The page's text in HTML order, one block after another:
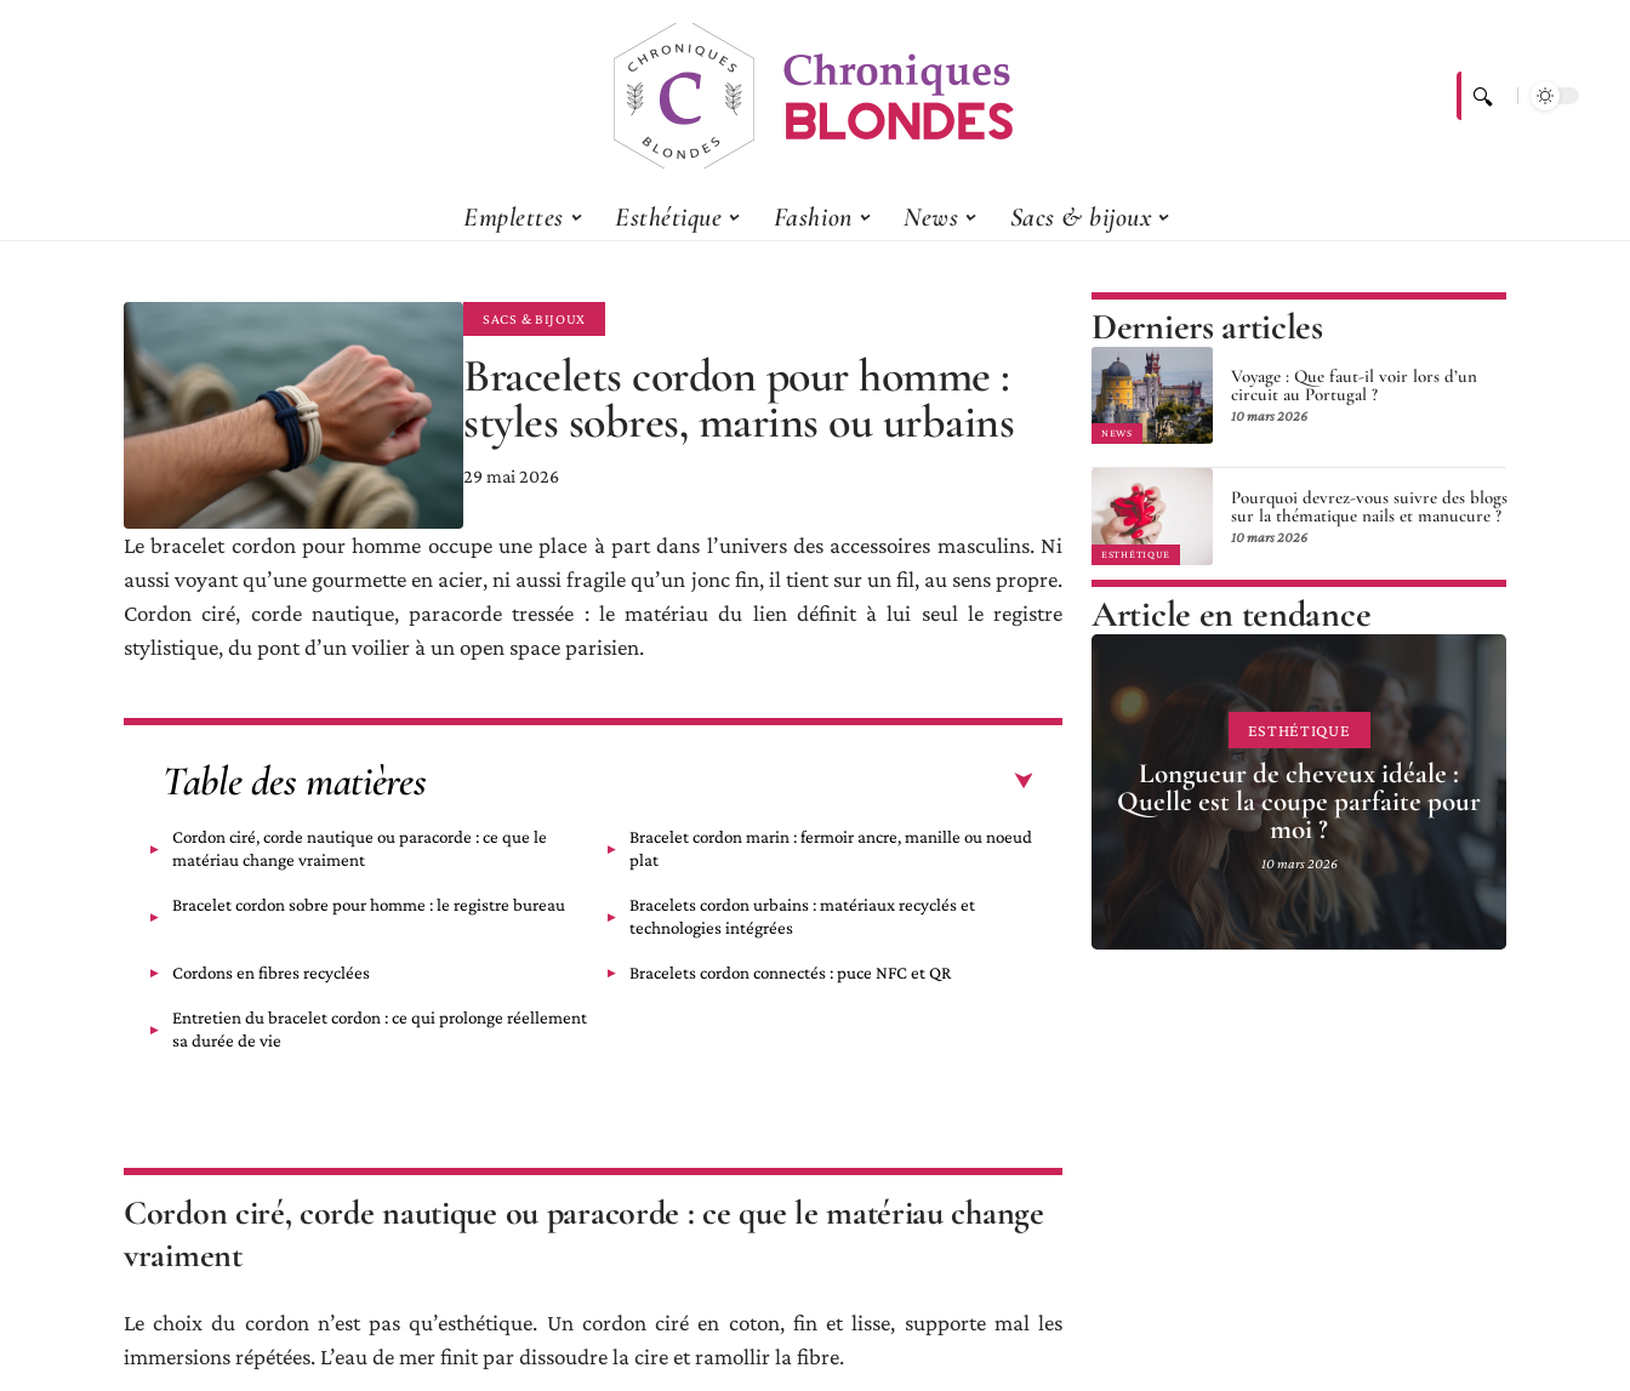
Emplettes Esthétique Fashion News Sacs & bijoux
SACS & BIJOUX
Bracelets cordon pour homme :
styles sobres, marins ou urbains
29 mai 2026
Le bracelet cordon pour homme occupe une place à part dans l’univers des accessoires masculins. Ni
aussi voyant qu’une gourmette en acier, ni aussi fragile qu’un jonc fin, il tient sur un fil, au sens propre.
Cordon ciré, corde nautique, paracorde tressée : le matériau du lien définit à lui seul le registre
stylistique, du pont d’un voilier à un open space parisien.
Table des matières
Cordon ciré, corde nautique ou paracorde : ce que le
matériau change vraiment
Bracelet cordon marin : fermoir ancre, manille ou noeud
plat
Bracelet cordon sobre pour homme : le registre bureau
Bracelets cordon urbains : matériaux recyclés et
technologies intégrées
Cordons en fibres recyclées Bracelets cordon connectés : puce NFC et QR
Entretien du bracelet cordon : ce qui prolonge réellement
sa durée de vie
Cordon ciré, corde nautique ou paracorde : ce que le matériau change
vraiment
Le choix du cordon n’est pas qu’esthétique. Un cordon ciré en coton, fin et lisse, supporte mal les
immersions répétées. L’eau de mer finit par dissoudre la cire et ramollir la fibre.
Derniers articles
NEWS
Voyage : Que faut-il voir lors d’un
circuit au Portugal ?
10 mars 2026
ESTHÉTIQUE
Pourquoi devrez-vous suivre des blogs
sur la thématique nails et manucure ?
10 mars 2026
Article en tendance
ESTHÉTIQUE
Longueur de cheveux idéale :
Quelle est la coupe parfaite pour
moi ?
10 mars 2026